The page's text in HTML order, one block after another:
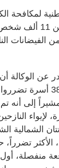
لمكافحة
أمس، إن أكثر
الفيضانات
أشخاص من 3839
لإيواء
الشمالية
منفصلة،